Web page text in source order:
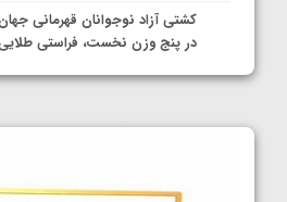
کشتی آزاد نوجوانان قهرمانی
در پنج وزن نخست، فراستی
1405/05/11